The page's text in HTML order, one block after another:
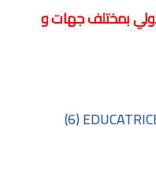
بمختلف جهات و
(6)